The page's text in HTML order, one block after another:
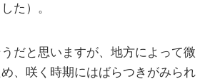
た）。
だと思いますが、地方によって微
、咲く時期にはばらつきがみられ